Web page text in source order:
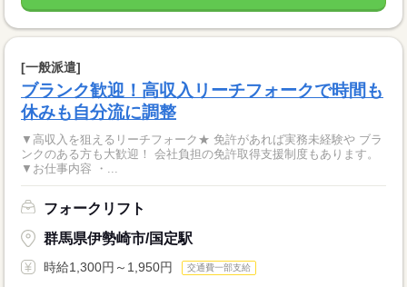
[一般派遣]
ブランク歓迎！高収入リーチフォークで時間も
休みも自分流に調整
▼高収入を狙えるリーチフォーク★ 免許があれば実務未経験や ブラ
ンクのある方も大歓迎！ 会社負担の免許取得支援制度もあります。
▼お仕事内容 ・...
フォークリフト
群馬県伊勢崎市/国定駅
時給1,300円～1,950円 交通費一部支給